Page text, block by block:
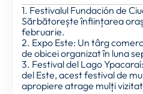
1. Festivalul Fundación de
Sărbătorește înființarea
februarie.
2. Expo Este: Un târg
de obicei organizat în luna
3. Festival del Lago
del Este, acest festival de
apropiere atrage mulți